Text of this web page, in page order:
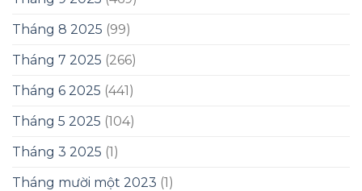
Tháng 8 2025 (99)
Tháng 7 2025 (266)
Tháng 6 2025 (441)
Tháng 5 2025 (104)
Tháng 3 2025 (1)
Tháng mười một 2023 (1)